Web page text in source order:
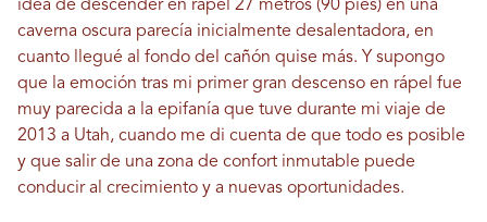
idea de descender en rápel 27 metros (90 pies) en una
caverna oscura parecía inicialmente desalentadora, en
cuanto llegué al fondo del cañón quise más. Y supongo
que la emoción tras mi primer gran descenso en rápel fue
muy parecida a la epifanía que tuve durante mi viaje de
2013 a Utah, cuando me di cuenta de que todo es posible
y que salir de una zona de confort inmutable puede
conducir al crecimiento y a nuevas oportunidades.